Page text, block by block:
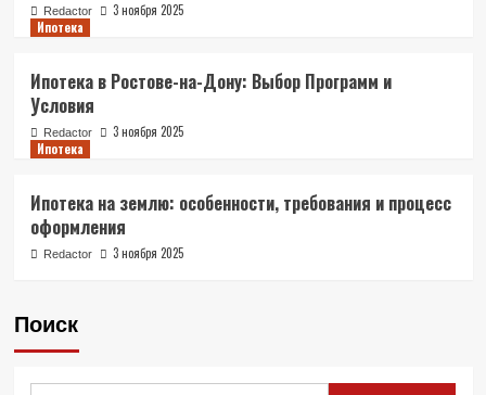
Redactor
3 ноября 2025
Ипотека
Ипотека в Ростове-на-Дону: Выбор Программ и
Условия
Redactor
3 ноября 2025
Ипотека
Ипотека на землю: особенности, требования и процесс
оформления
Redactor 3 ноября 2025
Поиск